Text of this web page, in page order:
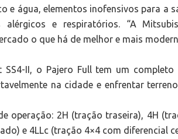
e água, elementos inofensivos para a
alérgicos e respiratórios. “A
o que há de melhor e mais
SS4-II, o Pajero Full tem um
na cidade e enfrentar
operação: 2H (tração traseira), 4H
e 4LLc (tração 4×4 com diferencial